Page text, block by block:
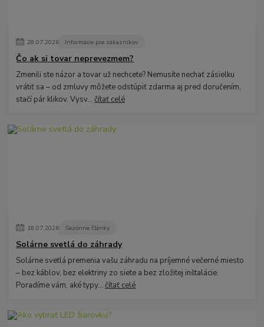
28.07.2026 Informácie pre zákazníkov
Čo ak si tovar neprevezmem?
Zmenili ste názor a tovar už nechcete? Nemusíte nechať zásielku
vrátiť sa – od zmluvy môžete odstúpiť zdarma aj pred doručením,
stačí pár klikov. Vysv...čítať celé
18.07.2026 Sezónne články
Solárne svetlá do záhrady
Solárne svetlá premenia vašu záhradu na príjemné večerné miesto
– bez káblov, bez elektriny zo siete a bez zložitej inštalácie.
Poradíme vám, aké typy...čítať celé